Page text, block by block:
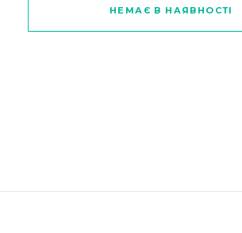
НЕМАЄ В НАЯВНОСТІ